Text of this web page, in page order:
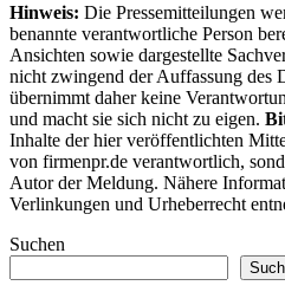
Hinweis: Die Pressemitteilungen
benannte verantwortliche Person
Ansichten sowie dargestellte
nicht zwingend der Auffassung des
übernimmt daher keine
und macht sie sich nicht zu eigen.
Inhalte der hier veröffentlichten
von firmenpr.de verantwortlich,
Autor der Meldung. Nähere
Verlinkungen und Urheberrecht
Suchen